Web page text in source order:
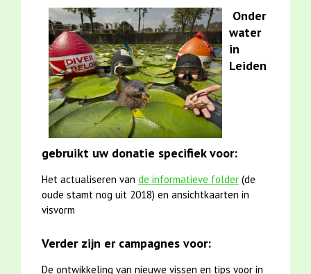
Onder
water
in
Leiden
gebruikt uw donatie specifiek voor:
Het actualiseren van de informatieve folder (de
oude stamt nog uit 2018) en ansichtkaarten in
visvorm
Verder zijn er campagnes voor:
De ontwikkeling van nieuwe vissen en tips voor in